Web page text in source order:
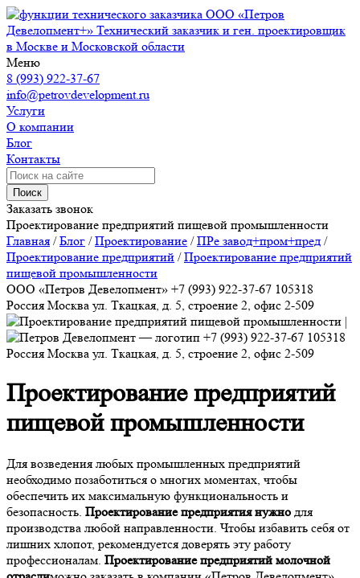
ООО «Петров
Девелопмент+» Технический заказчик и ген. проектировщик
в Москве и Московской области
Меню
8 (993) 922-37-67
info@petrovdevelopment.ru
Услуги
О компании
Блог
Контакты
Поиск
Заказать звонок
Проектирование предприятий пищевой промышленности
Главная /Блог /Проектирование /ПРе завод+пром+пред /
Проектирование предприятий /Проектирование предприятий
пищевой промышленности
ООО «Петров Девелопмент» +7 (993) 922-37-67 105318
Россия Москва ул. Ткацкая, д. 5, строение 2, офис 2-509
+7 (993) 922-37-67 105318
Россия Москва ул. Ткацкая, д. 5, строение 2, офис 2-509
Проектирование предприятий
пищевой промышленности
Для возведения любых промышленных предприятий
необходимо позаботиться о многих моментах, чтобы
обеспечить их максимальную функциональность и
безопасность. Проектирование предприятия нужно для
производства любой направленности. Чтобы избавить себя от
лишних хлопот, рекомендуется доверять эту работу
профессионалам. Проектирование предприятий молочной